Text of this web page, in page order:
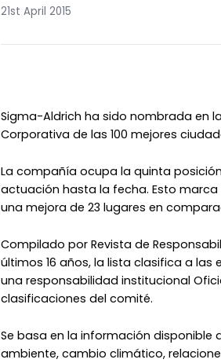
21st April 2015
Sigma-Aldrich ha sido nombrada en
Corporativa de las 100 mejores
La compañía ocupa la quinta
actuación hasta la fecha. Esto
una mejora de 23 lugares en
Compilado por Revista de
últimos 16 años, la lista clasifica a las
una responsabilidad institucional
clasificaciones del comité.
Se basa en la información disponible
ambiente, cambio climático,